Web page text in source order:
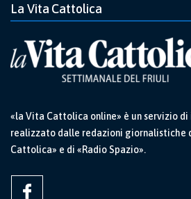
La Vita Cattolica
«la Vita Cattolica online» è un servizio
realizzato dalle redazioni giornalistiche
Cattolica» e di «Radio Spazio».